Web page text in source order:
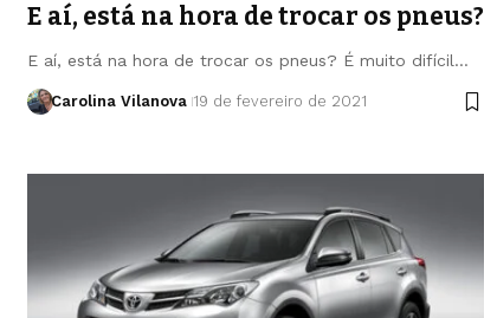
E aí, está na hora de trocar os pneus?
E aí, está na hora de trocar os pneus? É muito difícil…
Carolina Vilanova 19 de fevereiro de 2021